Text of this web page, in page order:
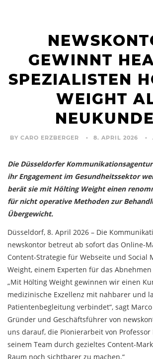
GEWINNT
SPEZIALISTEN
WEIGHT
BY CARO ERZBERGER 8. APRIL 2026
Die Düsseldorfer
ihr Engagement im Gesundheitssektor
berät sie mit Hölting Weight einen
für nicht operative Methoden zur
Übergewicht.
Düsseldorf, 8. April 2026 – Die
newskontor betreut ab sofort das Online-
Content-Strategie für Webseite und Social
Weight, einem Experten für das
„Mit Hölting Weight gewinnen wir einen
medizinische Exzellenz mit nahbarer und
Patientenbegleitung verbindet“, sagt Marco
Gründer und Geschäftsführer von
uns darauf, die Pionierarbeit von
seinem Team durch gezieltes Content-
Raum noch sichtbarer zu machen.“